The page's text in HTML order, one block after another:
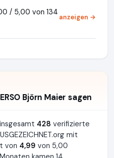
/ 5,00 von 134 anzeigen →
Björn Maier sagen
428 verifizierte
mit
von 4,99 von 5,00